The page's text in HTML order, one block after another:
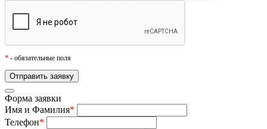
* - обязательные поля
Форма заявки
Имя и Фамилия*
Телефон*